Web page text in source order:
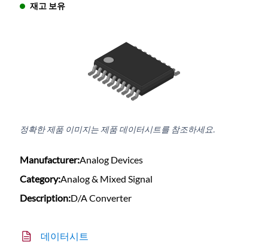
재고 보유
정확한 제품 이미지는 제품 데이터시트를 참조하세요.
Manufacturer:Analog Devices
Category:Analog & Mixed Signal
Description:D/A Converter
데이터시트